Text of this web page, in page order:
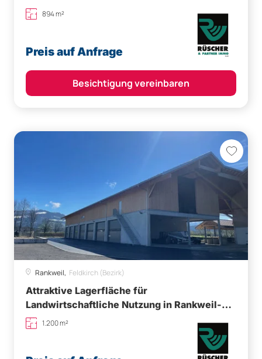
894 m²
Preis auf Anfrage
Besichtigung vereinbaren
Rankweil, Feldkirch (Bezirk)
Attraktive Lagerfläche für
Landwirtschaftliche Nutzung in Rankweil-
Brederis
1.200 m²